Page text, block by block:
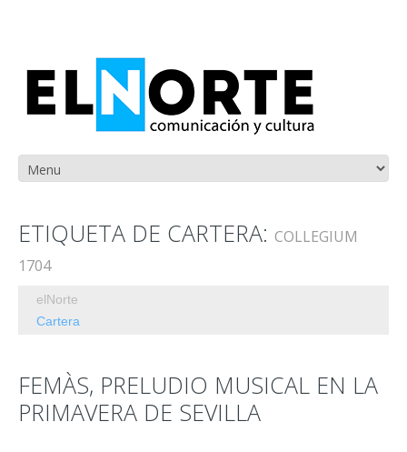
ETIQUETA DE CARTERA: COLLEGIUM
1704
elNorte
Cartera
FEMÀS, PRELUDIO MUSICAL EN LA
PRIMAVERA DE SEVILLA